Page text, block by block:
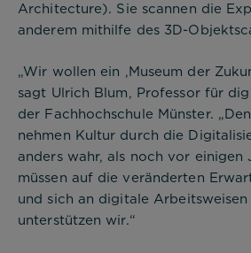
Architecture). Sie scannen die
anderem mithilfe des 3D-
„Wir wollen ein ‚Museum der
sagt Ulrich Blum, Professor für
der Fachhochschule Münster.
nehmen Kultur durch die
anders wahr, als noch vor einigen
müssen auf die veränderten
und sich an digitale
unterstützen wir.“